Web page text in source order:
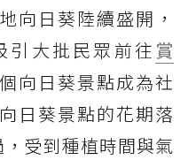
向日葵陸續盛開，
引大批民眾前往 賞
向日葵景點成為社
日葵景點的花期落
受到種植時間與氣